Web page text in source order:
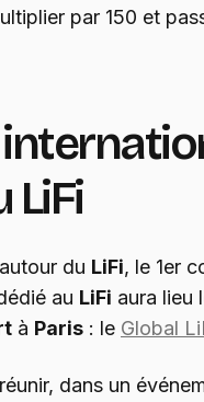
par 150 et
LiFi
du LiFi, le 1er
au LiFi aura lieu
à Paris : le Global
dans un